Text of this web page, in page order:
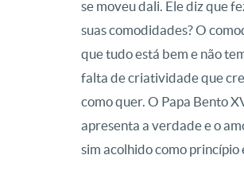
se moveu dali. Ele diz que
suas comodidades? O
que tudo está bem e não
falta de criatividade que
como quer. O Papa Bento
apresenta a verdade e o
sim acolhido como